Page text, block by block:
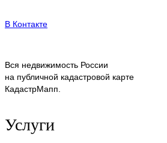
В Контакте
Вся недвижимость России
на публичной кадастровой карте
КадастрМапп.
Услуги